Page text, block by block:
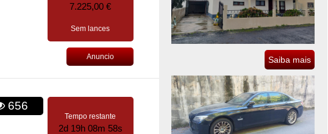
7.225,00 €
Sem lances
Anuncio
656
Tempo restante
2d 19h 08m 57s
Saiba mais